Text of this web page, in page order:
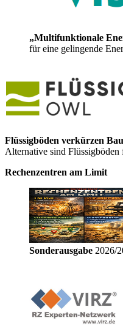
„Multifunktionale
für eine gelingende
Flüssigböden verkürzen
Alternative sind
Rechenzentren am Limit
Sonderausgabe 2026/